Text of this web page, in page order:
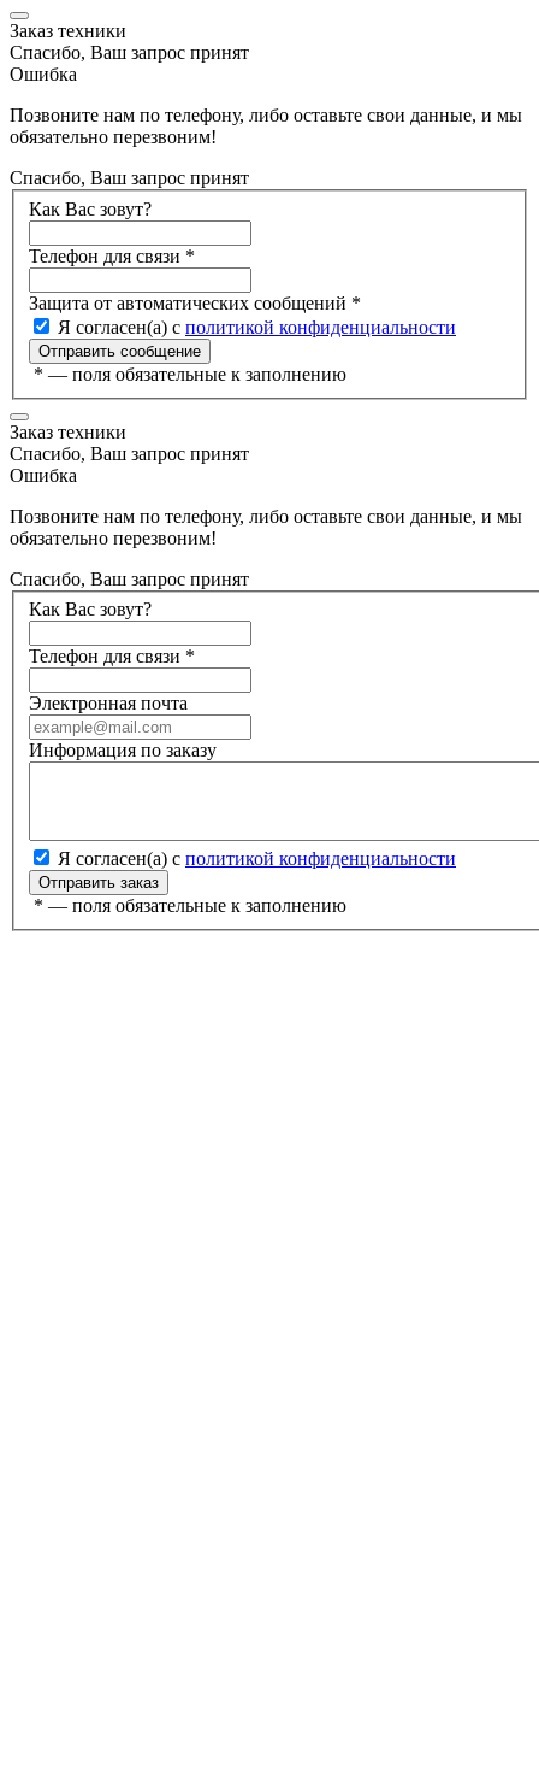
Заказ техники
Спасибо, Ваш запрос принят
Ошибка
Позвоните нам по телефону, либо оставьте свои данные, и мы
обязательно перезвоним!
Спасибо, Ваш запрос принят
Как Вас зовут?
Телефон для связи *
Защита от автоматических сообщений *
Я согласен(а) с политикой конфиденциальности
* — поля обязательные к заполнению
Заказ техники
Спасибо, Ваш запрос принят
Ошибка
Позвоните нам по телефону, либо оставьте свои данные, и мы
обязательно перезвоним!
Спасибо, Ваш запрос принят
Как Вас зовут?
Телефон для связи *
Электронная почта
Информация по заказу
Я согласен(а) с политикой конфиденциальности
* — поля обязательные к заполнению